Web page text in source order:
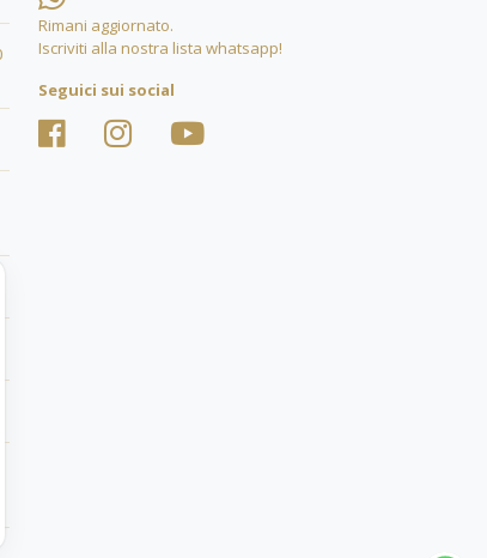
Rimani aggiornato.
Iscriviti alla nostra lista whatsapp!
Seguici sui social